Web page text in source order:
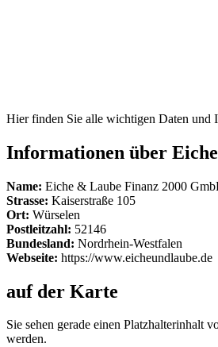
Hier finden Sie alle wichtigen Daten und
Informationen über
Name: Eiche & Laube Finanz 2000
Strasse: Kaiserstraße 105
Ort: Würselen
Postleitzahl: 52146
Bundesland: Nordrhein-Westfalen
Webseite: https://www.eicheundlaube.de
auf der Karte
Sie sehen gerade einen Platzhalterinhalt
werden.